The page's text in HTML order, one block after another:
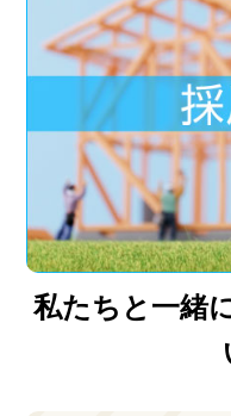
私たちと一緒